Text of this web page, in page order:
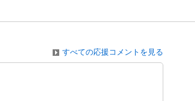
すべての応援コメントを見る